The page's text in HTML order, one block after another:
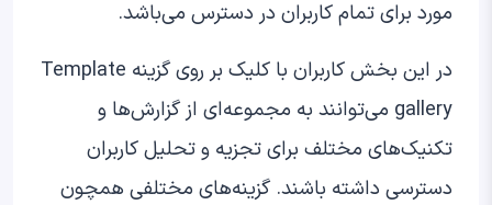
مورد برای تمام کاربران در دسترس می‌باشد.
در این بخش کاربران با کلیک بر روی گزینه Template
gallery می‌توانند به مجموعه‌ای از گزارش‌ها و
تکنیک‌های مختلف برای تجزیه و تحلیل کاربران
دسترسی داشته باشند. گزینه‌های مختلفی همچون